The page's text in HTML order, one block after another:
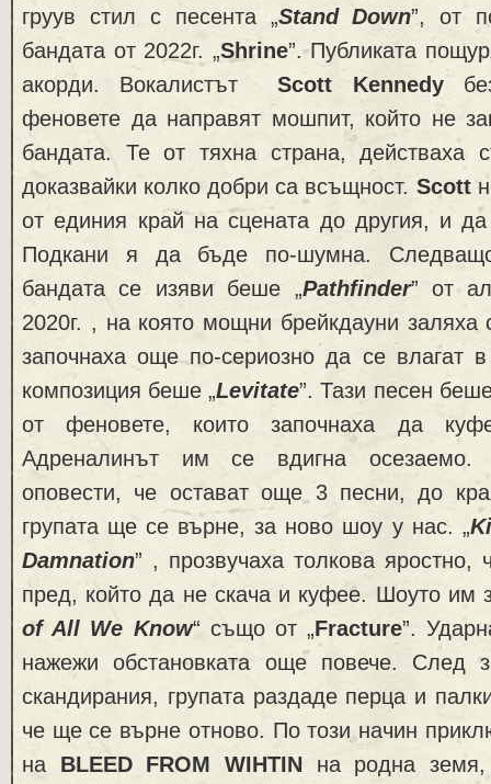
груув стил с песента „Stand Down”, от
бандата от 2022г. „Shrine”. Публиката
акорди. ВокалистътScott Kennedy
феновете да направят мошпит, който не
бандата. Те от тяхна страна, действаха
доказвайки колко добри са всъщност. Scott
от единия край на сцената до другия, и да
Подкани я да бъде по-шумна.
бандата се изяви беше „Pathfinder” от
2020г. , на която мощни брейкдауни заляха
започнаха още по-сериозно да се влагат
композиция беше „Levitate”. Тази песен
от феновете, които започнаха да
Адреналинът им се вдигна осезаемо.
оповести, че остават още 3 песни, до
групата ще се върне, за ново шоу у нас. „
Damnation” , прозвучаха толкова
пред, който да не скача и куфее. Шоуто им
of All We Know“ също от „Fracture”.
нажежи обстановката още повече. След
скандирания, групата раздаде перца и
че ще се върне отново. По този начин
на BLEED FROM WIHTIN на родна